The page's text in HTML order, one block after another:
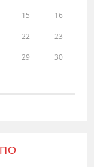
15 16
22 23
29 30